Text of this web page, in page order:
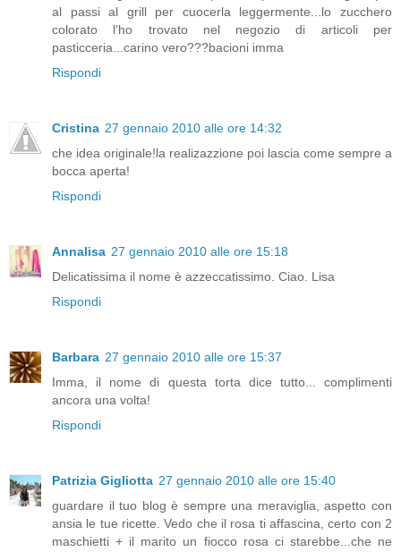
al passi al grill per cuocerla leggermente...lo zucchero
colorato l'ho trovato nel negozio di articoli per
pasticceria...carino vero???bacioni imma
Rispondi
Cristina 27 gennaio 2010 alle ore 14:32
che idea originale!la realizazzione poi lascia come sempre a
bocca aperta!
Rispondi
Annalisa 27 gennaio 2010 alle ore 15:18
Delicatissima il nome è azzeccatissimo. Ciao. Lisa
Rispondi
Barbara 27 gennaio 2010 alle ore 15:37
Imma, il nome di questa torta dice tutto... complimenti
ancora una volta!
Rispondi
Patrizia Gigliotta 27 gennaio 2010 alle ore 15:40
guardare il tuo blog è sempre una meraviglia, aspetto con
ansia le tue ricette. Vedo che il rosa ti affascina, certo con 2
maschietti + il marito un fiocco rosa ci starebbe...che ne